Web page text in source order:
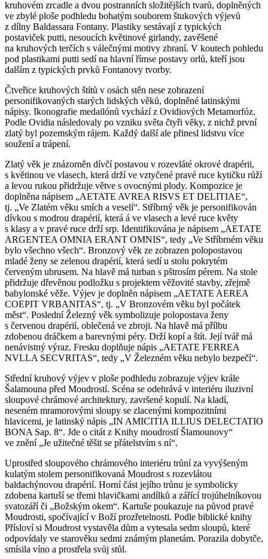
kruhovém zrcadle a dvou postranních složitějších tvarů, doplněných
ve zbylé ploše podhledu bohatým souborem štukových výjevů
z dílny Baldassara Fontany. Plastiky sestávají z typických
postaviček putti, nesoucích květinové girlandy, zavěšené
na kruhových terčích s válečnými motivy zbraní. V koutech pohledu
pod plastikami putti sedí na hlavní římse postavy orlů, kteří jsou
dalším z typických prvků Fontanovy tvorby.
Čtveřice kruhových štítů v osách stěn nese zobrazení
personifikovaných starých lidských věků, doplněné latinskými
nápisy. Ikonografie medailónů vychází z Ovidiových Metamorfóz.
Podle Ovidia následovaly po vzniku světa čtyři věky, z nichž první
zlatý byl pozemským rájem. Každý další ale přinesl lidstvu více
soužení a trápení.
Zlatý věk je znázorněn dívčí postavou v rozevláté okrové drapérii,
s květinou ve vlasech, která drží ve vztyčené pravé ruce kytičku růží
a levou rukou přidržuje větve s ovocnými plody. Kompozice je
doplněna nápisem „AETATE AVREA RISVS ET DELITIAE“,
tj. „Ve Zlatém věku smích a veselí“. Stříbrný věk je personifikován
dívkou s modrou drapérií, která á ve vlasech a levé ruce květy
s klasy a v pravé ruce drží srp. Identifikována je nápisem „AETATE
ARGENTEA OMNIA ERANT OMNIS“, tedy „Ve Stříbrném věku
bylo všechno všech“. Bronzový věk ze zobrazen polopostavou
mladé ženy se zelenou drapérií, která sedí u stolu pokrytém
červeným ubrusem. Na hlavě má turban s pštrosím pérem. Na stole
přidržuje dřevěnou podložku s projektem věžovité stavby, zřejmě
babylonské věže. Výjev je doplněn nápisem „AETATE AEREA
COEPIT VRBANITAS“, tj. „V Bronzovém věku byl počátek
měst“. Poslední Železný věk symbolizuje polopostava ženy
s červenou drapérií, oblečená ve zbroji. Na hlavě má přílbu
zdobenou dráčkem a barevnými péry. Drží kopí a štít. Její tvář má
nenávistný výraz. Fresku doplňuje nápis „AETATE FERREA
NVLLA SECVRITAS“, tedy „V Železném věku nebylo bezpečí“.
Střední kruhový výjev v ploše podhledu zobrazuje výjev krále
Šalamouna před Moudrostí. Scéna se odehrává v interiéru iluzivní
sloupové chrámové architektury, završené kopulí. Na kladí,
neseném mramorovými sloupy se zlacenými kompozitními
hlavicemi, je latinský nápis „IN AMICITIA ILLIUS DELECTATIO
BONA Sap. 8“. Jde o citát z Knihy moudrostí Šlamounovy“
ve znění „Je užitečné těšit se přátelstvím s ní“.
Uprostřed sloupového chrámového interiéru trůní za vyvýšeným
kulatým stolem personifikovaná Moudrost s rozevlátou
baldachýnovou drapérií. Horní část jejího trůnu je symbolicky
zdobena kartuší se třemi hlavičkami andílků a zářící trojúhelníkovou
svatozáří či „Božským okem“. Kartuše poukazuje na původ pravé
Moudrosti, spočívající v Boží prozřetelnosti. Podle biblické knihy
Přísloví si Moudrost vystavěla dům a vytesala sedm sloupů, které
odpovídaly ve starověku sedmi známým planetám. Porazila dobytče,
smísila víno a prostřela svůj stůl.